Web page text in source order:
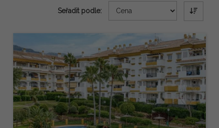
Seřadit podle: